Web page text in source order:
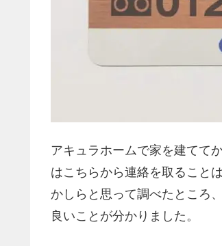
アキュラホームで家を建てて
はこちらから連絡を取ること
かしらと思って調べたところ
良いことが分かりました。